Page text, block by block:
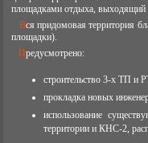
площадками отдыха, выходящий
Вся придомовая территория благоустраивается (размещаются площадки отдыха взрослых, игр детей и спортивные
площадки).
Предусмотрено:
строительство 3-х ТП и
прокладка новых
использование
территории и КНС-2,